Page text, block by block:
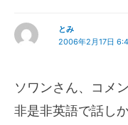
とみ
2006年2月17日
ソワンさん、コメ
非是非英語で話し